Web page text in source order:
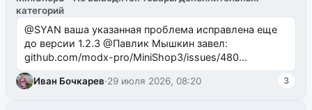
категорий
@SYAN ваша указанная проблема исправлена еще
до версии 1.2.3 @Павлик Мышкин завел:
github.com/modx-pro/MiniShop3/issues/480
github.com/modx-pro/MiniShop3/issues/481Исправим
в б...
Иван Бочкарев·29 июля 2026, 08:20 3